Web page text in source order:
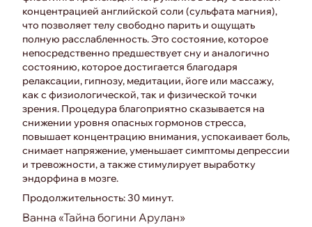
концентрацией английской соли (сульфата магния),
что позволяет телу свободно парить и ощущать
полную расслабленность. Это состояние, которое
непосредственно предшествует сну и аналогично
состоянию, которое достигается благодаря
релаксации, гипнозу, медитации, йоге или массажу,
как с физиологической, так и физической точки
зрения. Процедура благоприятно сказывается на
снижении уровня опасных гормонов стресса,
повышает концентрацию внимания, успокаивает боль,
снимает напряжение, уменьшает симптомы депрессии
и тревожности, а также стимулирует выработку
эндорфина в мозге.
Продолжительность: 30 минут.
Ванна «Тайна богини Арулан»